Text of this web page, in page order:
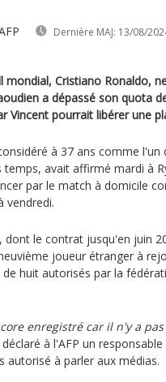
Dernière MAJ: 13/08/
mondial, Cristiano Ronaldo,
a dépassé son quota
Vincent pourrait libérer une
à 37 ans comme l'un
avait affirmé mardi à
par le match à domicile
vendredi.
dont le contrat jusqu'en juin
joueur étranger à
huit autorisés par la
enregistré car il n'y a
à l'AFP un
autorisé à parler aux médias.